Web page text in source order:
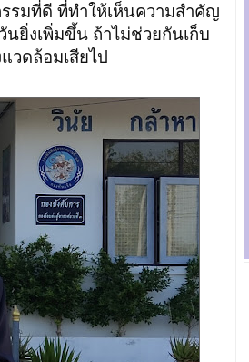
รมที่ดี ที่ทำให้เห็นความสำคัญ
ยิ่งเพิ่มขึ้น ถ้าไม่ช่วยกันเก็บ
วดล้อมเสียไป